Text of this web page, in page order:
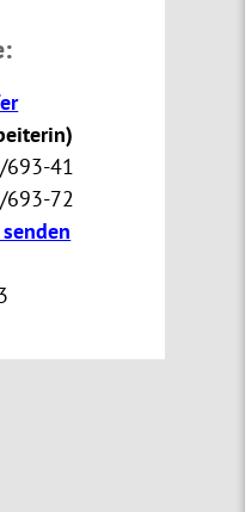
)
693-41
693-72